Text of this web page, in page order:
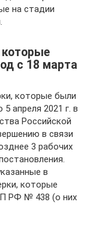
на стадии
с 18 марта
которые были
апреля 2021 г. в
Российской
в связи
3 рабочих
в
которые
РФ № 438 (о них